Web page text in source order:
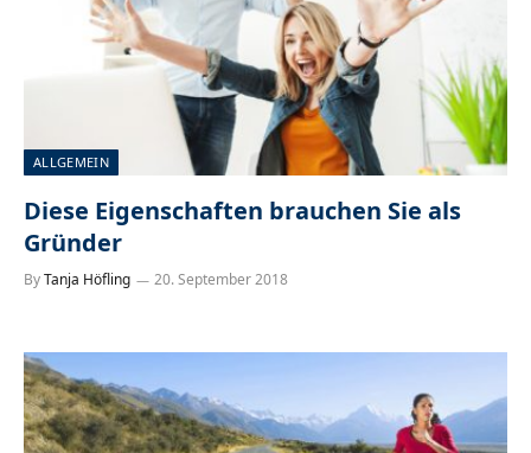
ALLGEMEIN
Diese Eigenschaften brauchen Sie als
Gründer
ByTanja Höfling 20. September 2018